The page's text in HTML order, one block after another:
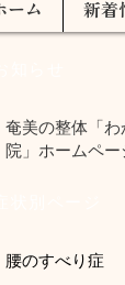
ーム 新着
奄美の整体「わ
院」ホームペー
腰のすべり症